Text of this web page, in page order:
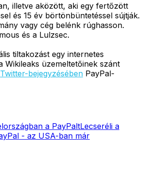
illetve aközött, aki egy fertőzött
és 15 év börtönbüntetéssel sújtják.
vagy cég belénk rúghasson.
és a Lulzsec.
tiltakozást egy internetes
Wikileaks üzemeltetőinek szánt
Twitter-bejegyzésében PayPal-
a PayPaltLecseréli a
- az USA-ban már